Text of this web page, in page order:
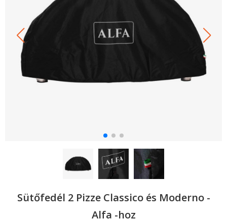
Sütőfedél 2 Pizze Classico és Moderno -
Alfa -hoz